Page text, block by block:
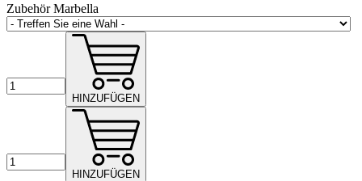
Zubehör Marbella
HINZUFÜGEN
HINZUFÜGEN